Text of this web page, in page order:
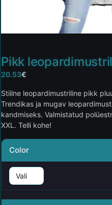
Pikk
20.53€
Stiilne leopardimustriline pikk
Trendikas ja mugav
kandmiseks. Valmistatud
XXL. Telli kohe!
Color